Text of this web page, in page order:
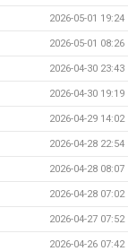
2026-05-01 19:24
2026-05-01 08:26
2026-04-30 23:43
2026-04-30 19:19
2026-04-29 14:02
2026-04-28 22:54
2026-04-28 08:07
2026-04-28 07:02
2026-04-27 07:52
2026-04-26 07:42